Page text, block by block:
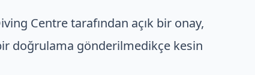
Centre tarafından açık bir onay,
doğrulama gönderilmedikçe kesin